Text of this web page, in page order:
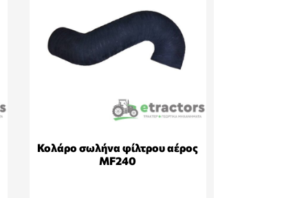
Κολάρο σωλήνα φίλτρου αέρος
MF240